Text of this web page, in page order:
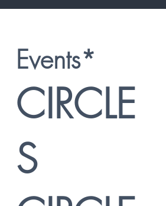
Events*
CIRCLE
S